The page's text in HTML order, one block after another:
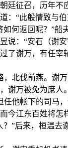
廷征召，历年不
：“此般情致与
何返回呢？”
说：“安石（谢
了谢万，有任宰
，北伐前燕。谢
谢万被免为庶
任他帐下的司马
今江东百姓将怎
”后来，桓温